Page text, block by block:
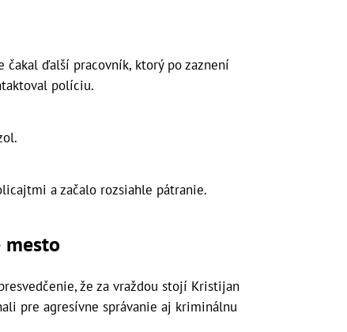
čakal ďalší pracovník, ktorý po zaznení
políciu.
a začalo rozsiahle pátranie.
mesto
že za vraždou stojí Kristijan
pre agresívne správanie aj kriminálnu